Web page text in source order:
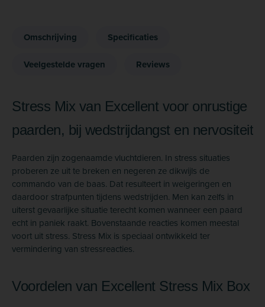
Omschrijving Specificaties
Veelgestelde vragen Reviews
Stress Mix van Excellent voor onrustige
paarden, bij wedstrijdangst en nervositeit
Paarden zijn zogenaamde vluchtdieren. In stress situaties
proberen ze uit te breken en negeren ze dikwijls de
commando van de baas. Dat resulteert in weigeringen en
daardoor strafpunten tijdens wedstrijden. Men kan zelfs in
uiterst gevaarlijke situatie terecht komen wanneer een paard
echt in paniek raakt. Bovenstaande reacties komen meestal
voort uit stress. Stress Mix is speciaal ontwikkeld ter
vermindering van stressreacties.
Voordelen van Excellent Stress Mix Box